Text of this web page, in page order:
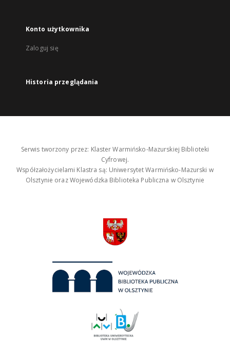
Konto użytkownika
Zaloguj się
Historia przeglądania
Serwis tworzony przez: Klaster Warmińsko-Mazurskiej Biblioteki
Cyfrowej.
Współzałożycielami Klastra są: Uniwersytet Warmińsko-Mazurski w
Olsztynie oraz Wojewódzka Biblioteka Publiczna w Olsztynie